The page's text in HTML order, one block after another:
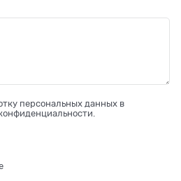
персональных данных в